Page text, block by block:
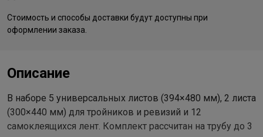
Стоимость и способы доставки будут доступны при
оформлении заказа.
Описание
В наборе 5 универсальных листов (394×480 мм), 2 листа
(300×440 мм) для тройников и ревизий и 12
самоклеящихся лент. Комплект рассчитан на трубу до 3